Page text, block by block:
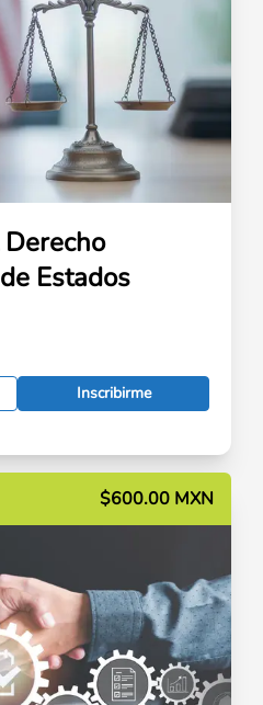
Estados
Inscribirme
$600.00 MXN